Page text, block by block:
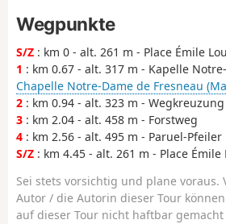
Wegpunkte
S/Z : km 0 - alt. 261 m - Place Émile
1 : km 0.67 - alt. 317 m - Kapelle
Chapelle Notre-Dame de Fresneau
2 : km 0.94 - alt. 323 m - Wegkreuzung
3 : km 2.04 - alt. 458 m - Forstweg
4 : km 2.56 - alt. 495 m - Paruel-Pfeiler
S/Z : km 4.45 - alt. 261 m - Place Émile
Sei stets vorsichtig und plane voraus.
Autor / die Autorin dieser Tour
auf dieser Tour nicht haftbar